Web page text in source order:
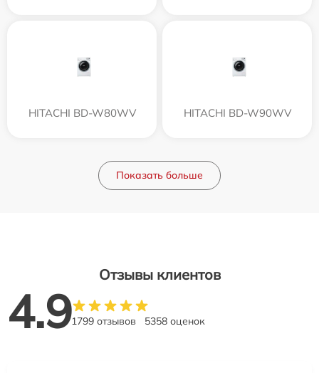
HITACHI BD-W80WV HITACHI BD-W90WV
Показать больше
Отзывы клиентов
4.91799 отзывов 5358 оценок